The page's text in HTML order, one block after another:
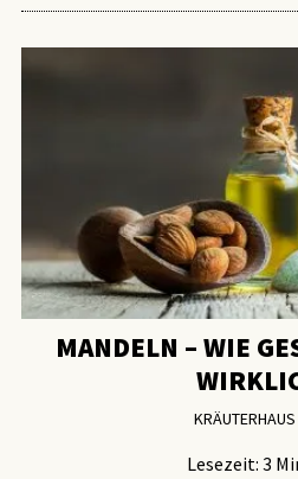
MANDELN – WIE
Lesezeit: 3